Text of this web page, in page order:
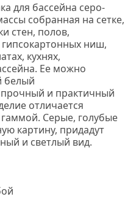
для бассейна серо-
собранная на сетке,
стен, полов,
ниш,
кухнях,
Ее можно
белый
прочный и практичный
отличается
Серые, голубые
картину, придадут
и светлый вид.